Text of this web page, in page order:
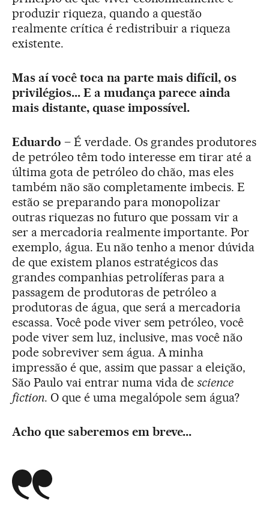
produzir riqueza, quando a questão
realmente crítica é redistribuir a riqueza
existente.
Mas aí você toca na parte mais difícil, os
privilégios... E a mudança parece ainda
mais distante, quase impossível.
Eduardo –É verdade. Os grandes produtores
de petróleo têm todo interesse em tirar até a
última gota de petróleo do chão, mas eles
também não são completamente imbecis. E
estão se preparando para monopolizar
outras riquezas no futuro que possam vir a
ser a mercadoria realmente importante. Por
exemplo, água. Eu não tenho a menor dúvida
de que existem planos estratégicos das
grandes companhias petrolíferas para a
passagem de produtoras de petróleo a
produtoras de água, que será a mercadoria
escassa. Você pode viver sem petróleo, você
pode viver sem luz, inclusive, mas você não
pode sobreviver sem água. A minha
impressão é que, assim que passar a eleição,
São Paulo vai entrar numa vida descience
fiction. O que é uma megalópole sem água?
Acho que saberemos em breve...